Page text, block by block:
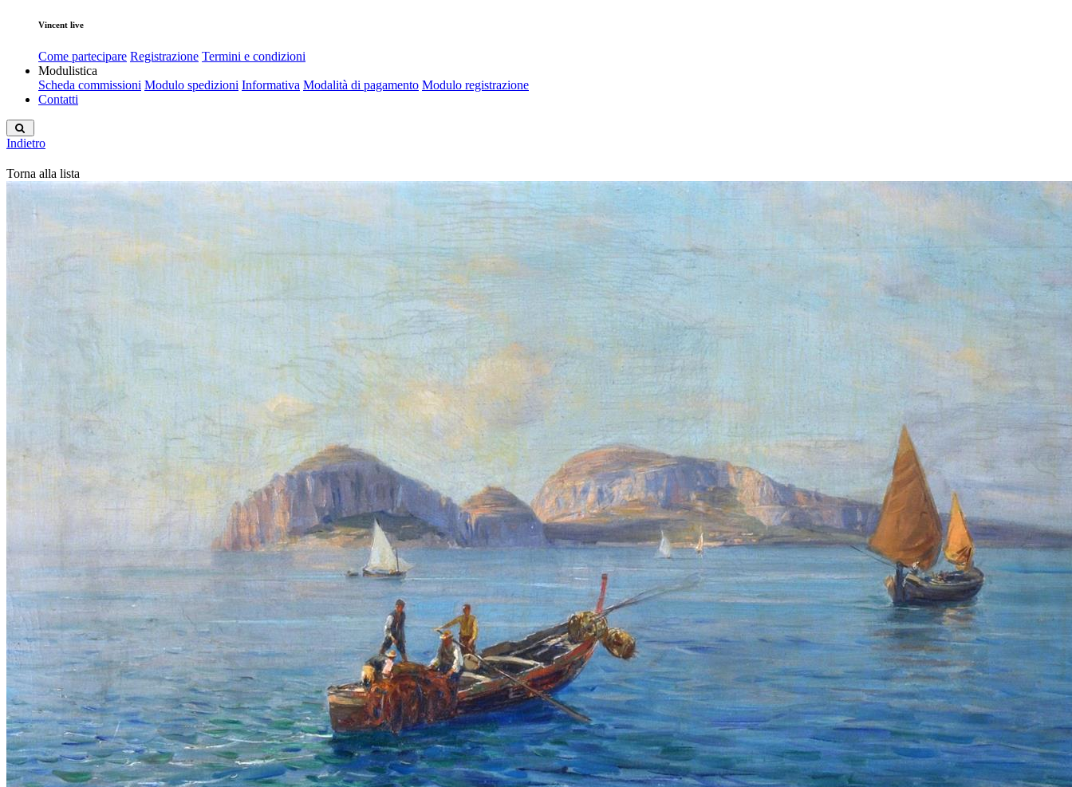
Vincent live
Come partecipare Registrazione Termini e condizioni
Modulistica
Scheda commissioni Modulo spedizioni Informativa Modalità di pagamento Modulo registrazione
Contatti
Indietro
Torna alla lista